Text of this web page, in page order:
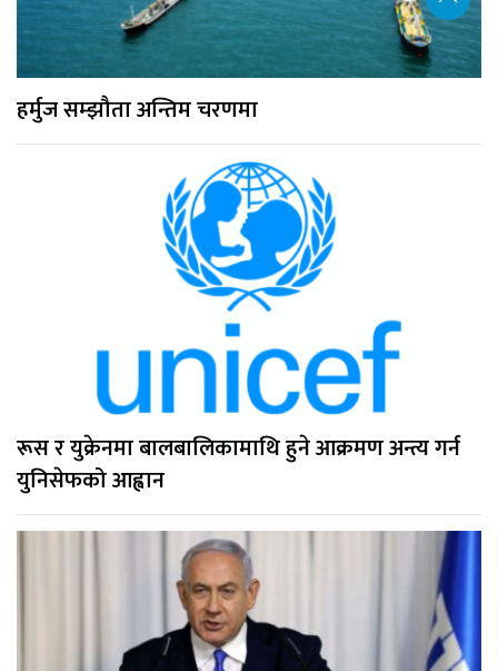
हर्मुज सम्झौता अन्तिम चरणमा
रूस र युक्रेनमा बालबालिकामाथि हुने आक्रमण अन्त्य गर्न
युनिसेफको आह्वान